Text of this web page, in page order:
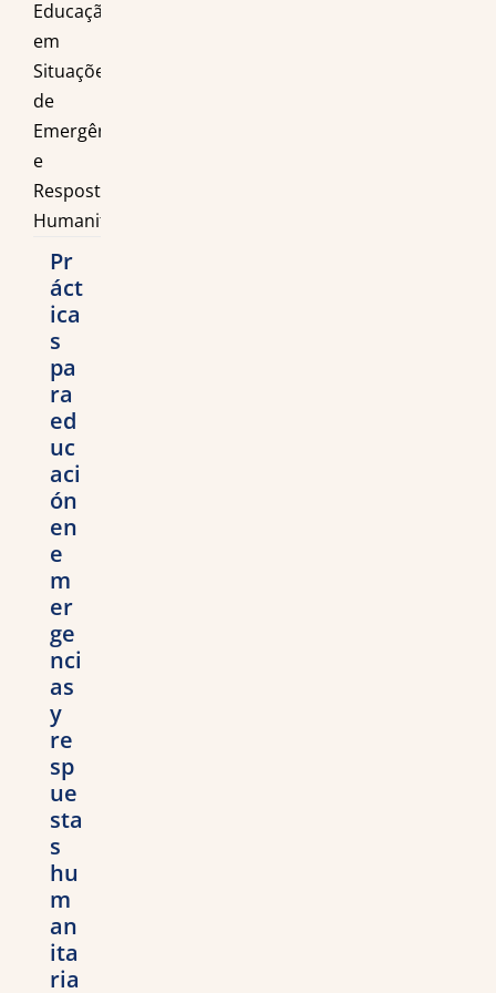
Pr
áct
ica
s
pa
ra
ed
uc
aci
ón
en
e
m
er
ge
nci
as
y
re
sp
ue
sta
s
hu
m
an
ita
ria